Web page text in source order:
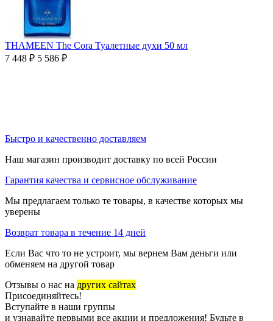
THAMEEN The Cora Туалетные духи 50 мл
7 448 ₽ 5 586 ₽
Быстро и качественно доставляем
Наш магазин производит доставку по всей России
Гарантия качества и сервисное обслуживание
Мы предлагаем только те товары, в качестве которых мы
уверены
Возврат товара в течение 14 дней
Если Вас что то не устроит, мы вернем Вам деньги или
обменяем на другой товар
Отзывы о нас на других сайтах
Присоединяйтесь!
Вступайте в наши группы
и узнавайте первыми все акции и предложения! Будьте в